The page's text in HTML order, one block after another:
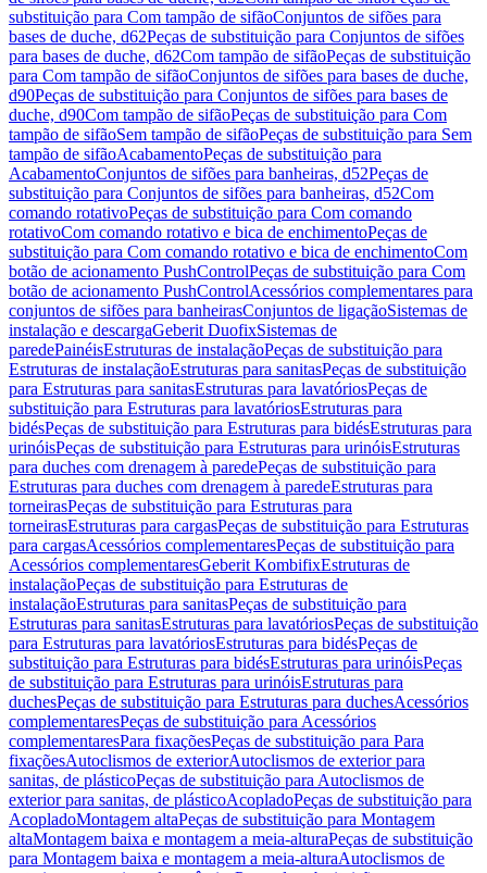
substituição para Com tampão de sifãoConjuntos de sifões para
bases de duche, d62Peças de substituição para Conjuntos de sifões
para bases de duche, d62Com tampão de sifãoPeças de substituição
para Com tampão de sifãoConjuntos de sifões para bases de duche,
d90Peças de substituição para Conjuntos de sifões para bases de
duche, d90Com tampão de sifãoPeças de substituição para Com
tampão de sifãoSem tampão de sifãoPeças de substituição para Sem
tampão de sifãoAcabamentoPeças de substituição para
AcabamentoConjuntos de sifões para banheiras, d52Peças de
substituição para Conjuntos de sifões para banheiras, d52Com
comando rotativoPeças de substituição para Com comando
rotativoCom comando rotativo e bica de enchimentoPeças de
substituição para Com comando rotativo e bica de enchimentoCom
botão de acionamento PushControlPeças de substituição para Com
botão de acionamento PushControlAcessórios complementares para
conjuntos de sifões para banheirasConjuntos de ligaçãoSistemas de
instalação e descargaGeberit DuofixSistemas de
paredePainéisEstruturas de instalaçãoPeças de substituição para
Estruturas de instalaçãoEstruturas para sanitasPeças de substituição
para Estruturas para sanitasEstruturas para lavatóriosPeças de
substituição para Estruturas para lavatóriosEstruturas para
bidésPeças de substituição para Estruturas para bidésEstruturas para
urinóisPeças de substituição para Estruturas para urinóisEstruturas
para duches com drenagem à paredePeças de substituição para
Estruturas para duches com drenagem à paredeEstruturas para
torneirasPeças de substituição para Estruturas para
torneirasEstruturas para cargasPeças de substituição para Estruturas
para cargasAcessórios complementaresPeças de substituição para
Acessórios complementaresGeberit KombifixEstruturas de
instalaçãoPeças de substituição para Estruturas de
instalaçãoEstruturas para sanitasPeças de substituição para
Estruturas para sanitasEstruturas para lavatóriosPeças de substituição
para Estruturas para lavatóriosEstruturas para bidésPeças de
substituição para Estruturas para bidésEstruturas para urinóisPeças
de substituição para Estruturas para urinóisEstruturas para
duchesPeças de substituição para Estruturas para duchesAcessórios
complementaresPeças de substituição para Acessórios
complementaresPara fixaçõesPeças de substituição para Para
fixaçõesAutoclismos de exteriorAutoclismos de exterior para
sanitas, de plásticoPeças de substituição para Autoclismos de
exterior para sanitas, de plásticoAcopladoPeças de substituição para
AcopladoMontagem altaPeças de substituição para Montagem
altaMontagem baixa e montagem a meia-alturaPeças de substituição
para Montagem baixa e montagem a meia-alturaAutoclismos de